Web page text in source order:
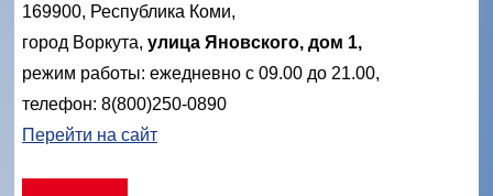
169900, Республика Коми,
город Воркута, улица Яновского, дом 1,
режим работы: ежедневно с 09.00 до 21.00,
телефон: 8(800)250-0890
Перейти на сайт